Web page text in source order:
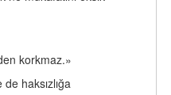
korkmaz.»
haksızlığa